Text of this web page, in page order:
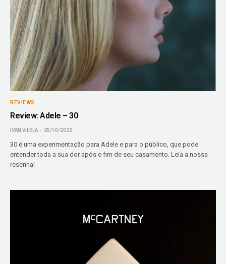
REVIEWS
Review: Adele – 30
IVAN VILELA 25/10/2022
30 é uma experimentação para Adele e para o público, que pode
entender toda a sua dor após o fim de seu casamento. Leia a nossa
resenha!